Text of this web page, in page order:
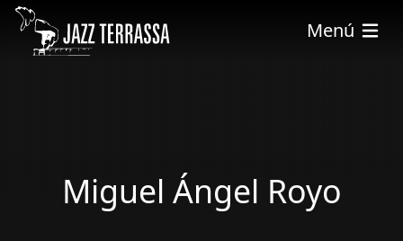
Vés al contingut
Menú
Miguel Ángel Royo